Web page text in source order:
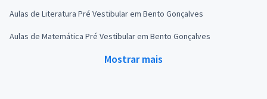
Aulas de Literatura Pré Vestibular em Bento Gonçalves
Aulas de Matemática Pré Vestibular em Bento Gonçalves
Mostrar mais